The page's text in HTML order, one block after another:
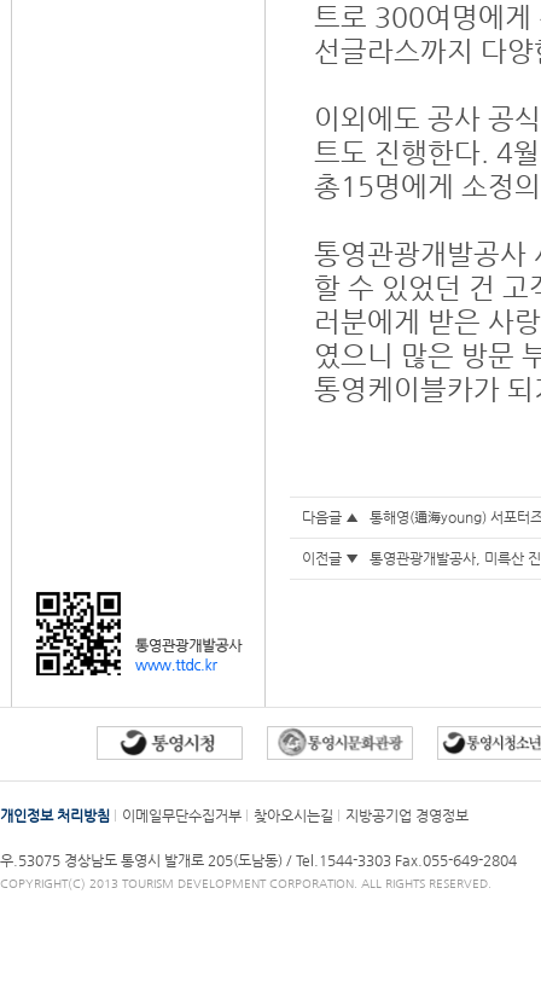
트로 300여명에게
선글라스까지 다
이외에도 공사 공
트도 진행한다. 4
총15명에게 소정
통영관광개발공사
할 수 있었던 건 고
러분에게 받은 사
였으니 많은 방문
통영케이블카가
다음글 ▲ 통해영(通海young) 서포터
이전글 ▼ 통영관광개발공사, 미륵산
개인정보 처리방침 이메일무단수집거부 찾아오시는길 지방공기업 경영정보
우.53075 경상남도 통영시 발개로 205(도남동) / Tel.1544-3303 Fax.055-649-2804
COPYRIGHT(C) 2013 TOURISM DEVELOPMENT CORPORATION. ALL RIGHTS RESERVED.